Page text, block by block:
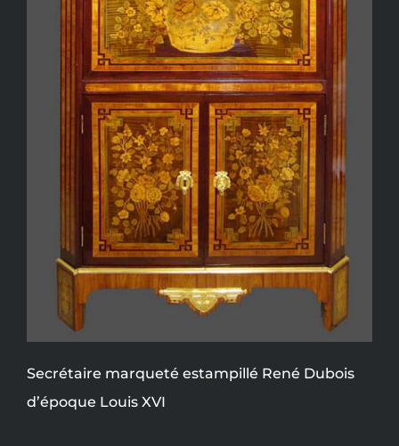
Secrétaire marqueté estampillé René Dubois
d’époque Louis XVI